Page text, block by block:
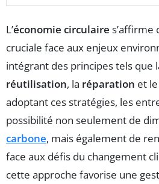
L’économie circulaire s’affirme
cruciale face aux enjeux
intégrant des principes tels que
réutilisation, la réparation et le
adoptant ces stratégies, les
possibilité non seulement de
carbone, mais également de
face aux défis du changement
cette approche favorise une